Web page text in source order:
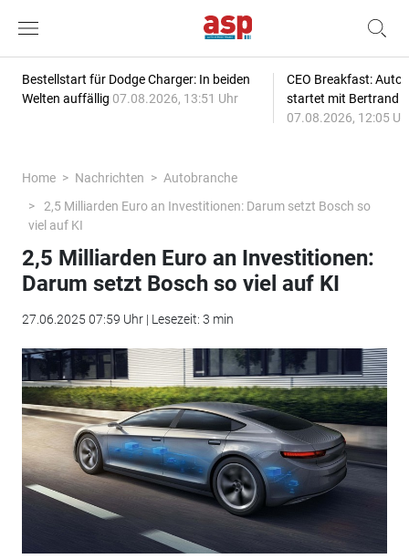
Bestellstart für Dodge Charger: In beiden
Welten auffällig 07.08.2026, 13:51 Uhr
CEO Breakfast:
startet mit Bertrand
07.08.2026, 12:05
Home Nachrichten
Autobranche
2,5 Milliarden Euro an Investitionen: Darum setzt Bosch so
viel auf KI
2,5 Milliarden Euro an Investitionen:
Darum setzt Bosch so viel auf KI
27.06.2025 07:59 Uhr | Lesezeit: 3 min